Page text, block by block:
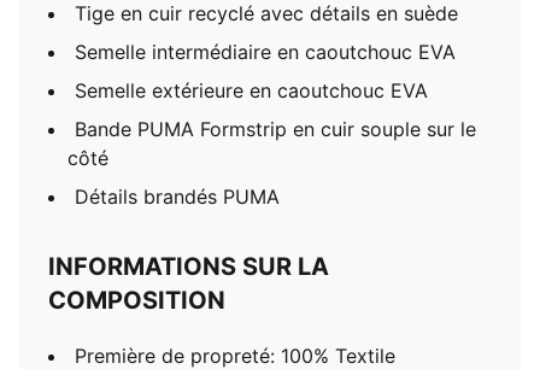
Tige en cuir recyclé avec détails en suède
Semelle intermédiaire en caoutchouc EVA
Semelle extérieure en caoutchouc EVA
Bande PUMA Formstrip en cuir souple sur le
côté
Détails brandés PUMA
INFORMATIONS SUR LA
COMPOSITION
Première de propreté: 100% Textile